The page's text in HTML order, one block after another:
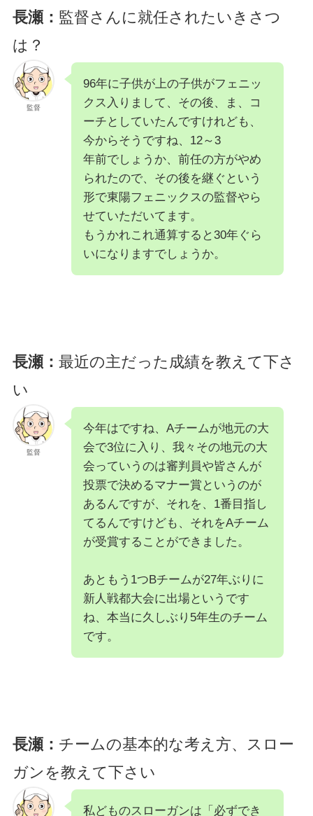
長瀬： 監督さんに就任されたいきさつ
は？
監督
96年に子供が上の子供がフェニッ
クス入りまして、その後、ま、コ
ーチとしていたんですけれども、
今からそうですね、12～3
年前でしょうか、前任の方がやめ
られたので、その後を継ぐという
形で東陽フェニックスの監督やら
せていただいてます。
もうかれこれ通算すると30年ぐら
いになりますでしょうか。
長瀬： 最近の主だった成績を教えて下さ
い
監督
今年はですね、Aチームが地元の大
会で3位に入り、我々その地元の大
会っていうのは審判員や皆さんが
投票で決めるマナー賞というのが
あるんですが、それを、1番目指し
てるんですけども、それをAチーム
が受賞することができました。
あともう1つBチームが27年ぶりに
新人戦都大会に出場というです
ね、本当に久しぶり5年生のチーム
です。
長瀬： チームの基本的な考え方、スロー
ガンを教えて下さい
私どものスローガンは「必ずでき